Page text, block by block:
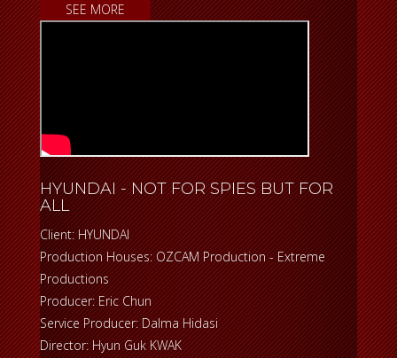
SEE MORE
HYUNDAI - NOT FOR SPIES BUT FOR
ALL
Client: HYUNDAI
Production Houses: OZCAM Production - Extreme
Productions
Producer: Eric Chun
Service Producer: Dalma Hidasi
Director: Hyun Guk KWAK